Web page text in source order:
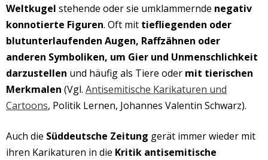
Weltkugel stehende oder sie umklammernde negativ
konnotierte Figuren. Oft mit tiefliegenden oder
blutunterlaufenden Augen, Raffzähnen oder
anderen Symboliken, um Gier und Unmenschlichkeit
darzustellen und häufig als Tiere oder mit tierischen
Merkmalen (Vgl. Antisemitische Karikaturen und
Cartoons, Politik Lernen, Johannes Valentin Schwarz).
Auch die Süddeutsche Zeitung gerät immer wieder mit
ihren Karikaturen in die Kritik antisemitische